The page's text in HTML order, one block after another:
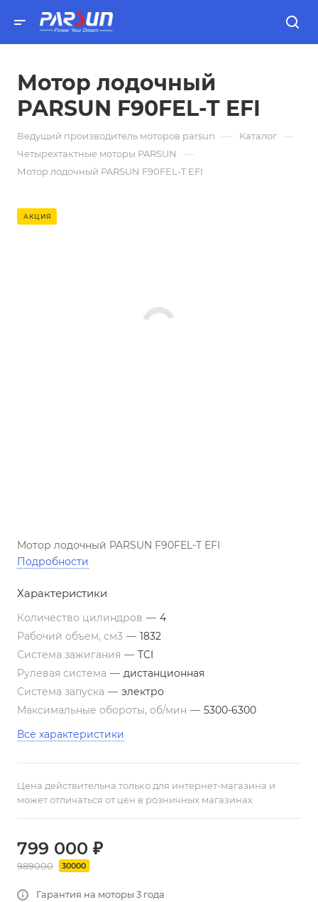
Мотор лодочный
PARSUN F90FEL-T EFI
Ведущий производитель моторов parsun — Каталог —
Четырехтактные моторы PARSUN —
Мотор лодочный PARSUN F90FEL-T EFI
АКЦИЯ
Мотор лодочный PARSUN F90FEL-T EFI
Подробности
Характеристики
Количество цилиндров — 4
Рабочий объем, см3 — 1832
Система зажигания — TCI
Рулевая система — дистанционная
Система запуска — электро
Максимальные обороты, об/мин — 5300-6300
Все характеристики
Цена действительна только для интернет-магазина и
может отличаться от цен в розничных магазинах
799 000 ₽
989000 30000
Гарантия на моторы 3 года